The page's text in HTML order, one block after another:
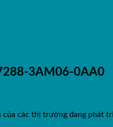
3AM06-0AA0
các thị trường đang phát